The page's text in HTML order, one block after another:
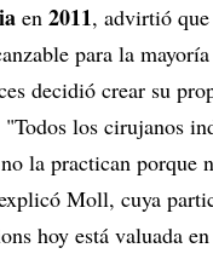
en 2011, advirtió
para la
decidió crear su
los cirujanos
la practican porque
Moll, cuya
hoy está valuada en